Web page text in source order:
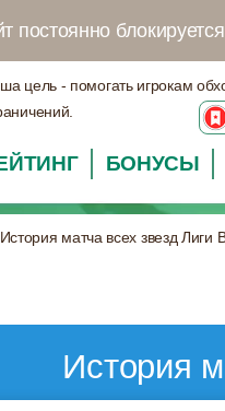
постоянно
цель - помогать игрокам
БОНУСЫ
История матча всех звезд Лиги
История